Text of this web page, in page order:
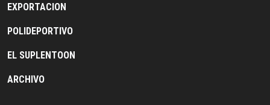
EXPORTACION
POLIDEPORTIVO
EL SUPLENTOON
ARCHIVO